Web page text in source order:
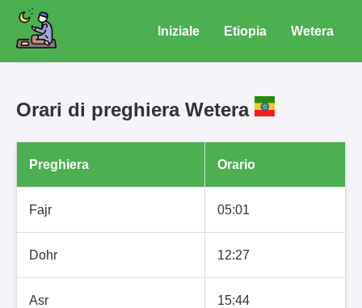
Iniziale Etiopia Wetera
Orari di preghiera Wetera
Preghiera Orario
Fajr 05:01
Dohr 12:27
Asr 15:44